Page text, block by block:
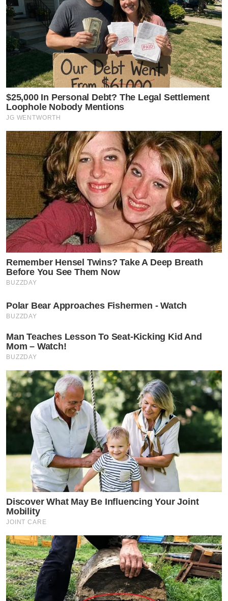
$25,000 In Personal Debt? The Legal Settlement
Loophole Nobody Mentions
JG WENTWORTH
Remember Hensel Twins? Take A Deep Breath
Before You See Them Now
BUZZDAY
Polar Bear Approaches Fishermen - Watch
BUZZDAY
Man Teaches Lesson To Seat-Kicking Kid And
Mom – Watch!
BUZZDAY
Discover What May Be Influencing Your Joint
Mobility
JOINT CARE